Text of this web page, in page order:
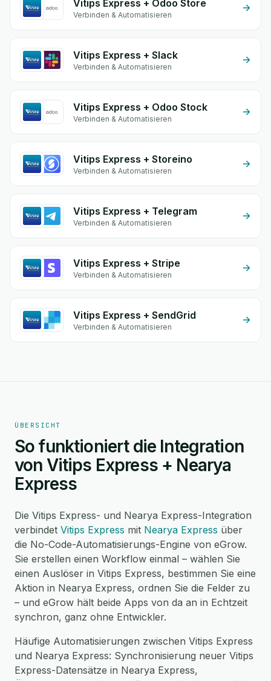
Vitips Express + Odoo Store
Verbinden & Automatisieren
Vitips Express + Slack
Verbinden & Automatisieren
Vitips Express + Odoo Stock
Verbinden & Automatisieren
Vitips Express + Storeino
Verbinden & Automatisieren
Vitips Express + Telegram
Verbinden & Automatisieren
Vitips Express + Stripe
Verbinden & Automatisieren
Vitips Express + SendGrid
Verbinden & Automatisieren
ÜBERSICHT
So funktioniert die Integration
von Vitips Express + Nearya
Express
Die Vitips Express- und Nearya Express-Integration
verbindet Vitips Express mit Nearya Express über
die No-Code-Automatisierungs-Engine von eGrow.
Sie erstellen einen Workflow einmal – wählen Sie
einen Auslöser in Vitips Express, bestimmen Sie eine
Aktion in Nearya Express, ordnen Sie die Felder zu
– und eGrow hält beide Apps von da an in Echtzeit
synchron, ganz ohne Entwickler.
Häufige Automatisierungen zwischen Vitips Express
und Nearya Express: Synchronisierung neuer Vitips
Express-Datensätze in Nearya Express,